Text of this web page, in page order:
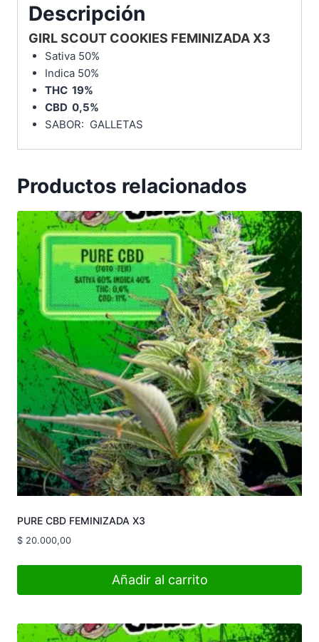
Descripción
GIRL SCOUT COOKIES FEMINIZADA X3
Sativa 50%
Indica 50%
THC 19%
CBD 0,5%
SABOR: GALLETAS
Productos relacionados
PURE CBD FEMINIZADA X3
$ 20.000,00
Añadir al carrito